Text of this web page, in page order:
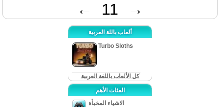
← 11 →
ألعاب باللة العربية
Turbo Sloths
كل الألعاب باللغة العربية
الفئات الأهم
الاشياء المخبأة